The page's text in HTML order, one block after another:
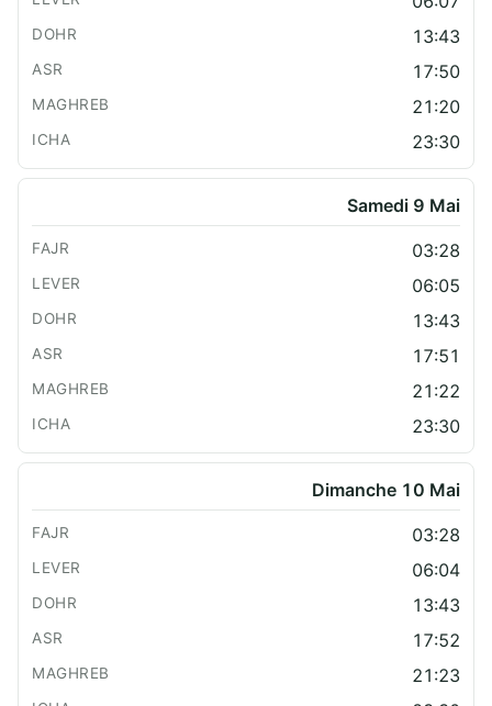
13:43
17:50
21:20
23:30
Samedi 9 Mai
03:28
06:05
13:43
17:51
21:22
23:30
Dimanche 10 Mai
03:28
06:04
13:43
17:52
21:23